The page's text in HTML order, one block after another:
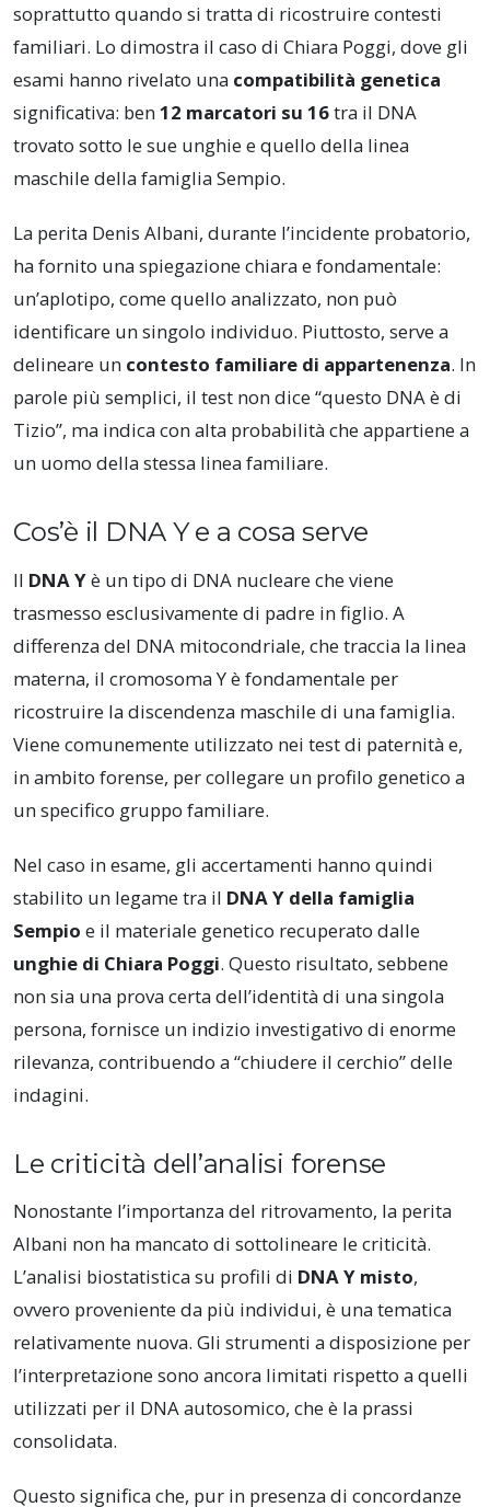
soprattutto quando si tratta di ricostruire contesti
familiari. Lo dimostra il caso di Chiara Poggi, dove gli
esami hanno rivelato una compatibilità genetica
significativa: ben12 marcatori su 16tra il DNA
trovato sotto le sue unghie e quello della linea
maschile della famiglia Sempio.
La perita Denis Albani, durante l’incidente probatorio,
ha fornito una spiegazione chiara e fondamentale:
un’aplotipo, come quello analizzato, non può
identificare un singolo individuo. Piuttosto, serve a
delineare un contesto familiare di appartenenza. In
parole più semplici, il test non dice “questo DNA è di
Tizio”, ma indica con alta probabilità che appartiene a
un uomo della stessa linea familiare.
Cos’è il DNA Y e a cosa serve
Il DNA Yè un tipo di DNA nucleare che viene
trasmesso esclusivamente di padre in figlio. A
differenza del DNA mitocondriale, che traccia la linea
materna, il cromosoma Y è fondamentale per
ricostruire la discendenza maschile di una famiglia.
Viene comunemente utilizzato nei test di paternità e,
in ambito forense, per collegare un profilo genetico a
un specifico gruppo familiare.
Nel caso in esame, gli accertamenti hanno quindi
stabilito un legame tra il DNA Y della famiglia
Sempio e il materiale genetico recuperato dalle
unghie di Chiara Poggi. Questo risultato, sebbene
non sia una prova certa dell’identità di una singola
persona, fornisce un indizio investigativo di enorme
rilevanza, contribuendo a “chiudere il cerchio” delle
indagini.
Le criticità dell’analisi forense
Nonostante l’importanza del ritrovamento, la perita
Albani non ha mancato di sottolineare le criticità.
L’analisi biostatistica su profili di DNA Y misto,
ovvero proveniente da più individui, è una tematica
relativamente nuova. Gli strumenti a disposizione per
l’interpretazione sono ancora limitati rispetto a quelli
utilizzati per il DNA autosomico, che è la prassi
consolidata.
Questo significa che, pur in presenza di concordanze